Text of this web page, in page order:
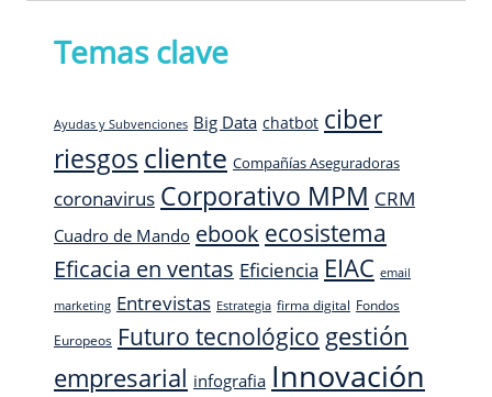
Temas clave
Ayudas y Subvenciones Big Data chatbot ciber
riesgos cliente Compañías Aseguradoras
coronavirus Corporativo MPM CRM
Cuadro de Mando ebook ecosistema
Eficacia en ventas Eficiencia EIAC email
marketing Entrevistas Estrategia firma digital Fondos
Europeos Futuro tecnológico gestión
empresarial infografia Innovación